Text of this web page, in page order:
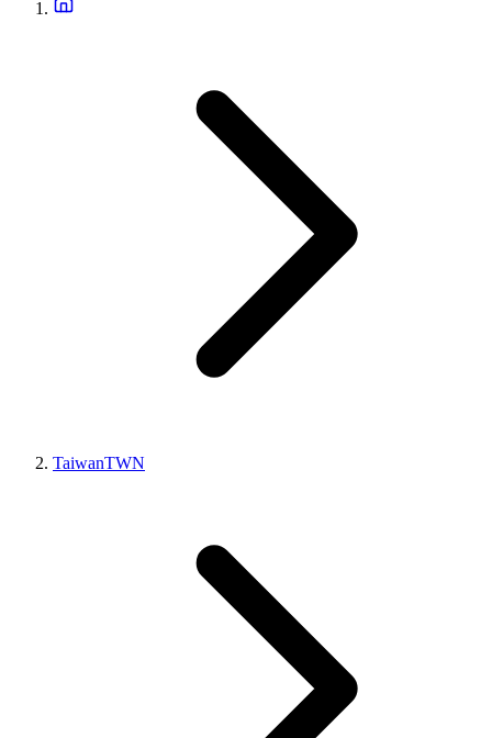
TaiwanTWN